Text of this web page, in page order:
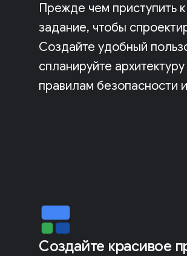
Прежде чем приступить
задание, чтобы
Создайте удобный
спланируйте
правилам безопасности
Создайте красивое